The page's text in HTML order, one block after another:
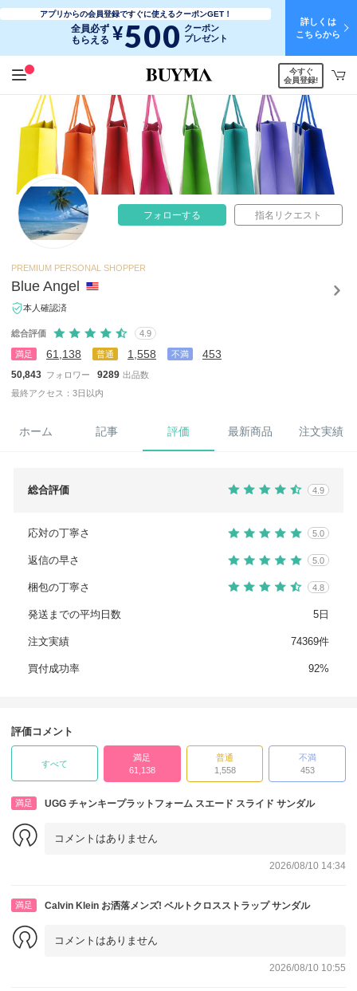
アプリからの会員登録ですぐに使えるクーポンGET！
全員必ず
もらえる ¥500 クーポン
プレゼント
詳しくは
こちらから
今すぐ
会員登録!
フォローする 指名リクエスト
PREMIUM PERSONAL SHOPPER
Blue Angel
本人確認済
総合評価 4.9
満足 61,138 普通 1,558 不満 453
50,843 フォロワー 9289 出品数
最終アクセス：3日以内
ホーム 記事 評価 最新商品 注文実績
総合評価 4.9
応対の丁寧さ 5.0
返信の早さ 5.0
梱包の丁寧さ 4.8
発送までの平均日数 5日
注文実績 74369件
買付成功率 92%
評価コメント
すべて
満足
61,138
普通
1,558
不満
453
満足 UGG チャンキープラットフォーム スエード スライド サンダル
コメントはありません
2026/08/10 14:34
満足 Calvin Klein お洒落メンズ! ベルトクロスストラップ サンダル
コメントはありません
2026/08/10 10:55